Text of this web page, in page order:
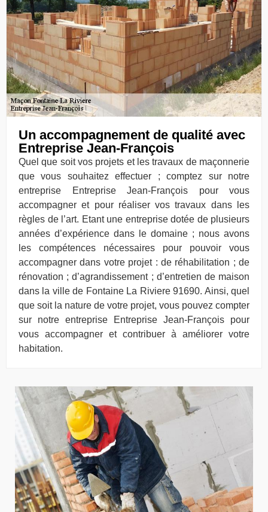
Un accompagnement de qualité avec
Entreprise Jean-François
Quel que soit vos projets et les travaux de maçonnerie
que vous souhaitez effectuer ; comptez sur notre
entreprise Entreprise Jean-François pour vous
accompagner et pour réaliser vos travaux dans les
règles de l’art. Etant une entreprise dotée de plusieurs
années d’expérience dans le domaine ; nous avons
les compétences nécessaires pour pouvoir vous
accompagner dans votre projet : de réhabilitation ; de
rénovation ; d’agrandissement ; d’entretien de maison
dans la ville de Fontaine La Riviere 91690. Ainsi, quel
que soit la nature de votre projet, vous pouvez compter
sur notre entreprise Entreprise Jean-François pour
vous accompagner et contribuer à améliorer votre
habitation.